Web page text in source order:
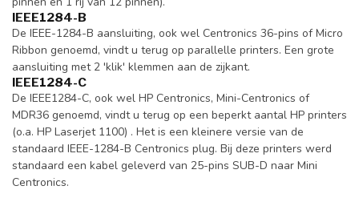
IEEE1284-B
De IEEE-1284-B aansluiting, ook wel Centronics 36-pins of Micro
Ribbon genoemd, vindt u terug op parallelle printers. Een grote
aansluiting met 2 'klik' klemmen aan de zijkant.
IEEE1284-C
De IEEE1284-C, ook wel HP Centronics, Mini-Centronics of
MDR36 genoemd, vindt u terug op een beperkt aantal HP printers
(o.a. HP Laserjet 1100) . Het is een kleinere versie van de
standaard IEEE-1284-B Centronics plug. Bij deze printers werd
standaard een kabel geleverd van 25-pins SUB-D naar Mini
Centronics.